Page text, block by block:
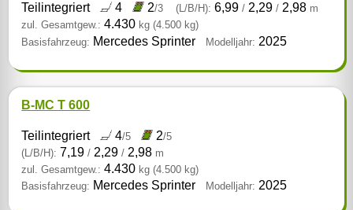
Teilintegriert 4 2/3 (L/B/H): 6,99/ 2,29/ 2,98 m
zul. Gesamtgew.: 4.430 kg (4.500 kg)
Basisfahrzeug: Mercedes Sprinter Modelljahr: 2025
B-MC T 600
Teilintegriert 4/5 2/5
(L/B/H): 7,19/ 2,29/ 2,98 m
zul. Gesamtgew.: 4.430 kg (4.500 kg)
Basisfahrzeug: Mercedes Sprinter Modelljahr: 2025